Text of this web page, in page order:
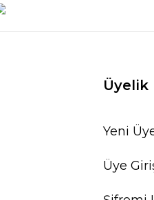
Üyelik
Yeni
Üye